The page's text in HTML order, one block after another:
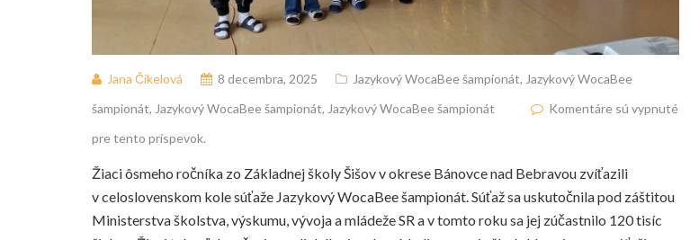
Jana Čikelová 8 decembra, 2025 Jazykový WocaBee šampionát, Jazykový WocaBee
šampionát, Jazykový WocaBee šampionát, Jazykový WocaBee šampionát
Komentáre sú vypnuté
pre tento príspevok.
Žiaci ôsmeho ročníka zo Základnej školy Šišov v okrese Bánovce nad Bebravou zvíťazili
v celoslovenskom kole súťaže Jazykový WocaBee šampionát. Súťaž sa uskutočnila pod záštitou
Ministerstva školstva, výskumu, vývoja a mládeže SR a v tomto roku sa jej zúčastnilo 120 tisíc